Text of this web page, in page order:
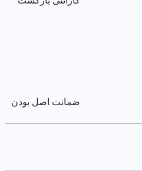
ضمانت اصل بودن